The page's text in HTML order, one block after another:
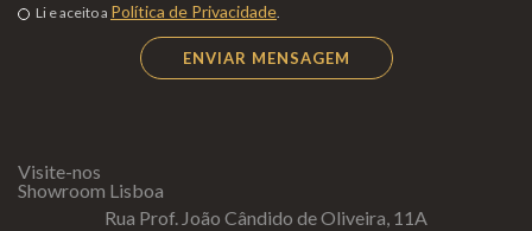
Li e aceito a Política de Privacidade.
Visite-nos
Showroom Lisboa
Rua Prof. João Cândido de Oliveira, 11A